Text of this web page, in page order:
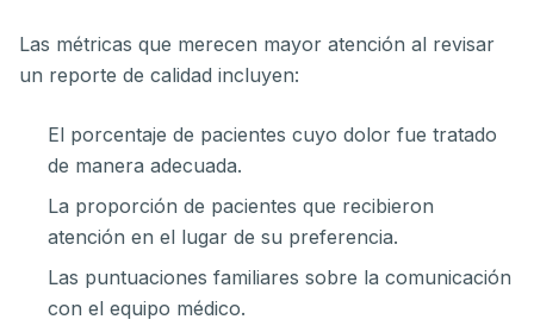
Las métricas que merecen mayor atención al revisar
un reporte de calidad incluyen:
El porcentaje de pacientes cuyo dolor fue tratado
de manera adecuada.
La proporción de pacientes que recibieron
atención en el lugar de su preferencia.
Las puntuaciones familiares sobre la comunicación
con el equipo médico.